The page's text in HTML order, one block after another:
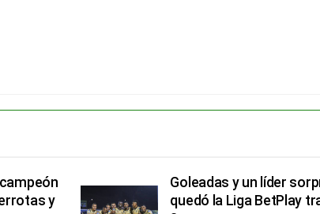
y
Goleadas y un líder
quedó la Liga BetPlay